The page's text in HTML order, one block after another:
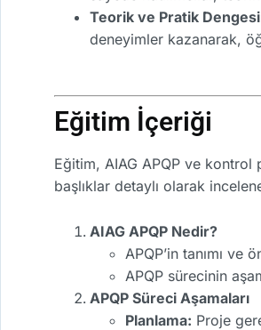
Teorik ve Pratik
deneyimler kazanarak,
Eğitim İçeriği
Eğitim, AIAG APQP ve kontrol
başlıklar detaylı olarak
AIAG APQP Nedir?
APQP’in tanımı ve
APQP sürecinin
APQP Süreci Aşamaları
Planlama: Proje